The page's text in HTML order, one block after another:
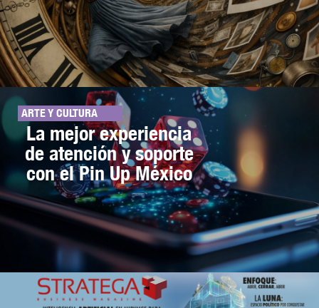
ARTE Y CULTURA
La mejor experiencia
de atención y soporte
con el Pin Up México